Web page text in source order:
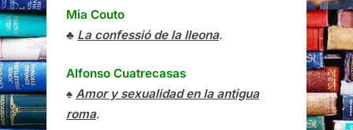
Mia Couto
♣ La confessió de la lleona.
Alfonso Cuatrecasas
♠ Amor y sexualidad en la antigua
roma.